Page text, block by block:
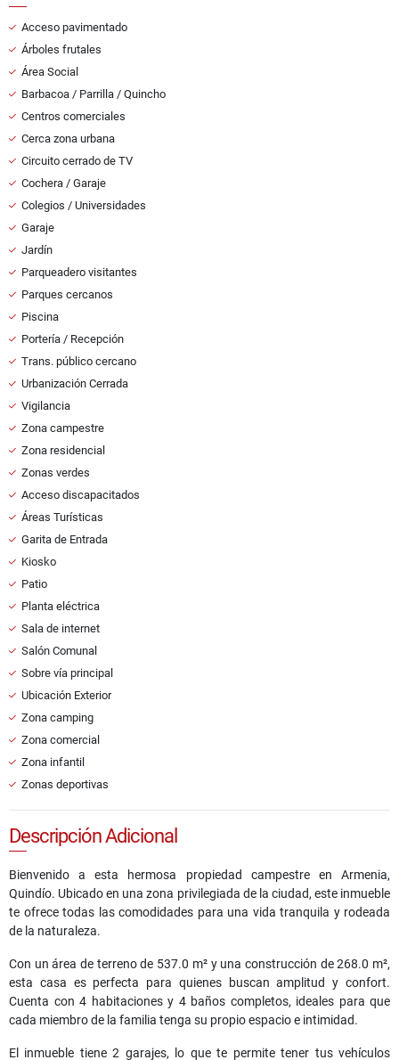
Acceso pavimentado
Árboles frutales
Área Social
Barbacoa / Parrilla / Quincho
Centros comerciales
Cerca zona urbana
Circuito cerrado de TV
Cochera / Garaje
Colegios / Universidades
Garaje
Jardín
Parqueadero visitantes
Parques cercanos
Piscina
Portería / Recepción
Trans. público cercano
Urbanización Cerrada
Vigilancia
Zona campestre
Zona residencial
Zonas verdes
Acceso discapacitados
Áreas Turísticas
Garita de Entrada
Kiosko
Patio
Planta eléctrica
Sala de internet
Salón Comunal
Sobre vía principal
Ubicación Exterior
Zona camping
Zona comercial
Zona infantil
Zonas deportivas
Descripción Adicional
Bienvenido a esta hermosa propiedad campestre en Armenia,
Quindío. Ubicado en una zona privilegiada de la ciudad, este inmueble
te ofrece todas las comodidades para una vida tranquila y rodeada
de la naturaleza.
Con un área de terreno de 537.0 m² y una construcción de 268.0 m²,
esta casa es perfecta para quienes buscan amplitud y confort.
Cuenta con 4 habitaciones y 4 baños completos, ideales para que
cada miembro de la familia tenga su propio espacio e intimidad.
El inmueble tiene 2 garajes, lo que te permite tener tus vehículos